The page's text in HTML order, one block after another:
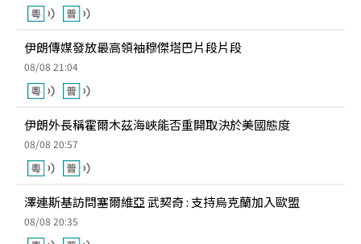
伊朗傳媒發放最高領袖穆傑塔巴片段片段
08/08 21:04
伊朗外長稱霍爾木茲海峽能否重開取決於美國態度
08/08 20:57
澤連斯基訪問塞爾維亞 武契奇 : 支持烏克蘭加入歐盟
08/08 20:35